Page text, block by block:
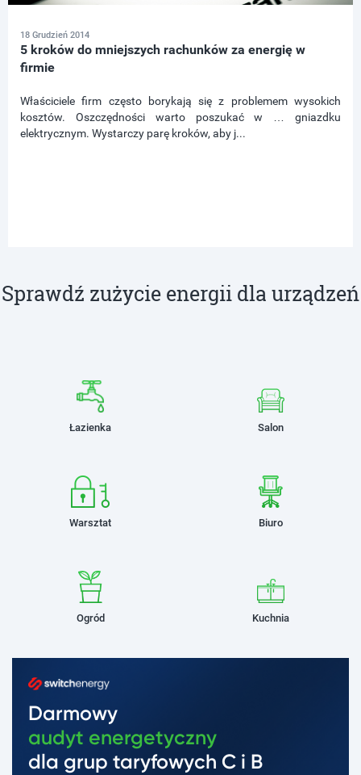
18 Grudzień 2014
5 kroków do mniejszych rachunków za energię w
firmie
Właściciele firm często borykają się z problemem wysokich
kosztów. Oszczędności warto poszukać w … gniazdku
elektrycznym. Wystarczy parę kroków, aby j...
Sprawdź zużycie energii dla urządzeń
Łazienka Salon
Warsztat Biuro
Ogród Kuchnia
Darmowy
audyt energetyczny
dla grup taryfowych C i B